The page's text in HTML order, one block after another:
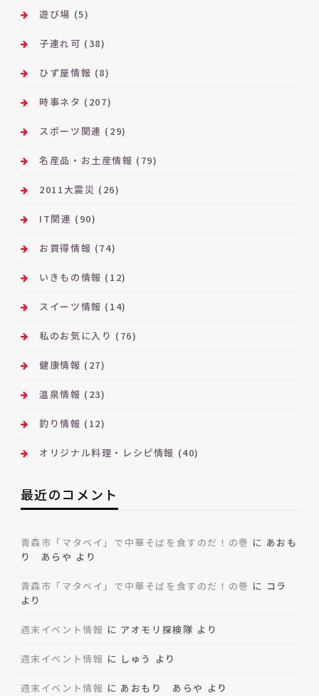
遊び場 (5)
子連れ可 (38)
ひず屋情報 (8)
時事ネタ (207)
スポーツ関連 (29)
名産品・お土産情報 (79)
2011大震災 (26)
IT関連 (90)
お買得情報 (74)
いきもの情報 (12)
スイーツ情報 (14)
私のお気に入り (76)
健康情報 (27)
温泉情報 (23)
釣り情報 (12)
オリジナル料理・レシピ情報 (40)
最近のコメント
青森市「マタベイ」で中華そばを食すのだ！の巻 に あおも
り あらや より
青森市「マタベイ」で中華そばを食すのだ！の巻 に コラ
より
週末イベント情報 に アオモリ探検隊 より
週末イベント情報 に しゅう より
週末イベント情報 に あおもり あらや より